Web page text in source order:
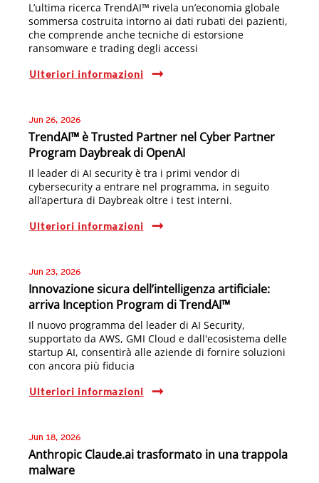
L’ultima ricerca TrendAI™ rivela un’economia globale
sommersa costruita intorno ai dati rubati dei pazienti,
che comprende anche tecniche di estorsione
ransomware e trading degli accessi
Ulteriori informazioni
Jun 26, 2026
TrendAI™ è Trusted Partner nel Cyber Partner
Program Daybreak di OpenAI
Il leader di AI security è tra i primi vendor di
cybersecurity a entrare nel programma, in seguito
all’apertura di Daybreak oltre i test interni.
Ulteriori informazioni
Jun 23, 2026
Innovazione sicura dell’intelligenza artificiale:
arriva Inception Program di TrendAI™
Il nuovo programma del leader di AI Security,
supportato da AWS, GMI Cloud e dall'ecosistema delle
startup AI, consentirà alle aziende di fornire soluzioni
con ancora più fiducia
Ulteriori informazioni
Jun 18, 2026
Anthropic Claude.ai trasformato in una trappola
malware